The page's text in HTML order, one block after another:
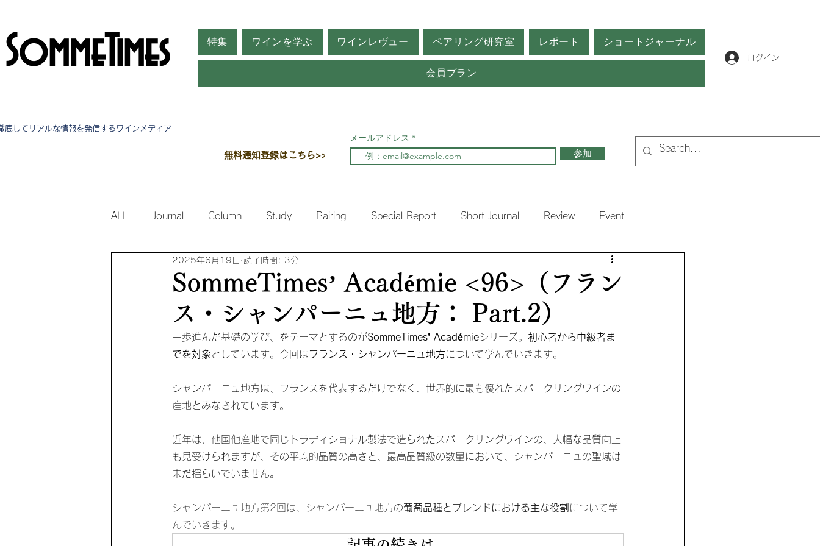
SommeTimes 特集 ワインを学ぶ ワインレヴュー ペアリング研究室 レポート ショートジャーナル
会員プラン
ログイン
底してリアルな情報を発信する​ワインメディア
無料通知登録はこちら>>
メールアドレス
参加
ALL Journal Column Study Pairing Special Report Short Journal Review Event
Side Stories
SommeTimes’ Académie <96>（フラン
ス・シャンパーニュ地方： Part.2）
2025年6月19日 読了時間: 3分
一歩進んだ基礎の学び、をテーマとするのがSommeTimes’ Académieシリーズ。 初心者から中級者ま
でを対象としています。 今回はフランス・シャンパーニュ地方について学んでいきます。
シャンパーニュ地方は、フランスを代表するだけでなく、世界的に最も優れたスパークリングワインの
産地とみなされています。
近年は、他国他産地で同じトラディショナル製法で造られたスパークリングワインの、大幅な品質向上
も見受けられますが、その平均的品質の高さと、最高品質級の数量において、シャンパーニュの聖域は
未だ揺らいでいません。
シャンパーニュ地方第2回は、シャンパーニュ地方の葡萄品種とブレンドにおける主な役割 について学
んでいきます。